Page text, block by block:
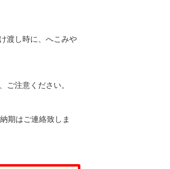
渡し時に、へこみや
ご注意ください。
期はご連絡致しま